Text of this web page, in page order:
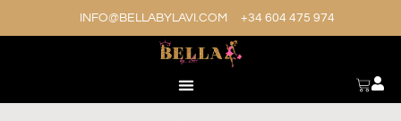
INFO@BELLABYLAVI.COM +34 604 475 974